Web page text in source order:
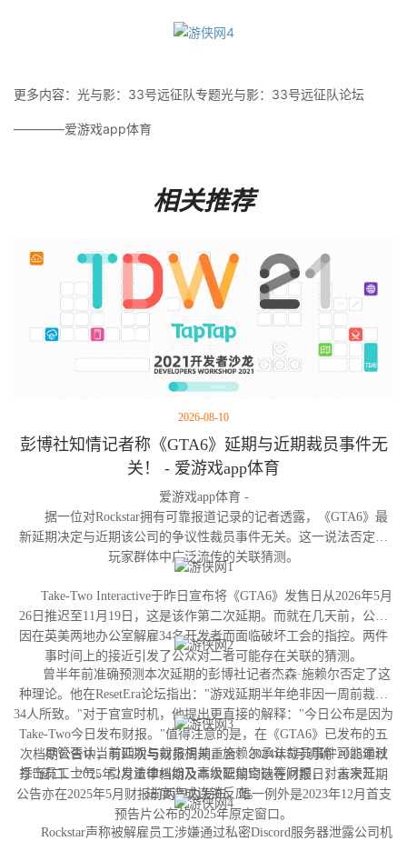
更多内容：光与影：33号远征队专题光与影：33号远征队论坛
————爱游戏app体育
相关推荐
2026-08-10
彭博社知情记者称《GTA6》延期与近期裁员事件无
关！ - 爱游戏app体育
爱游戏app体育 -
据一位对Rockstar拥有可靠报道记录的记者透露，《GTA6》最
新延期决定与近期该公司的争议性裁员事件无关。这一说法否定了
玩家群体中广泛流传的关联猜测。
Take-Two Interactive于昨日宣布将《GTA6》发售日从2026年5月
26日推迟至11月19日，这是该作第二次延期。而就在几天前，公司
因在英美两地办公室解雇34名开发者而面临破坏工会的指控。两件
事时间上的接近引发了公众对二者可能存在关联的猜测。
曾半年前准确预测本次延期的彭博社记者杰森·施赖尔否定了这
种理论。他在ResetEra论坛指出："游戏延期半年绝非因一周前裁撤
34人所致。"对于官宣时机，他提出更直接的解释："今日公布是因为
Take-Two今日发布财报。"值得注意的是，在《GTA6》已发布的五
次档期公告中，有四次与财报周期重合：2024年5月明确"2025年秋
季"窗口、2025年2月重申档期及本次延期均选在财报日；首次延期
公告亦在2025年5月财报前两周内发布。唯一例外是2023年12月首支
预告片公布的2025年原定窗口。
尽管否认当前延期与裁员相关，施赖尔承认裁员事件可能通过
打击员工士气、引发法律纠纷及高级职位空缺等问题，对未来开发
进度造成连锁反应。
Rockstar声称被解雇员工涉嫌通过私密Discord服务器泄露公司机